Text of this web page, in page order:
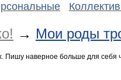
→ Мои роды
Пишу наверное больше для себя